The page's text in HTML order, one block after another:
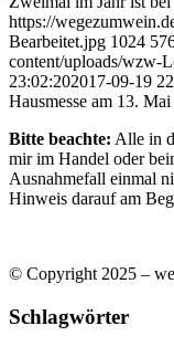
https://
Bearbeitet.jpg 1024
content/uploads/wzw-
23:02:202017-09-19
Hausmesse am 13.
Bitte beachte: Alle in
mir im Handel oder
Ausnahmefall einmal
Hinweis darauf am
© Copyright 2025 –
Schlagwörter